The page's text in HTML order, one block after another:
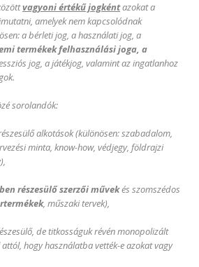
vagyoni értékű jogkéntazokat a
amelyek nem kapcsolódnak
a bérleti jog, a használati jog, a
termékek felhasználási joga, a
jog, a játékjog, valamint az ingatlanhoz
sorolandók:
alkotások (különösen: szabadalom,
minta, know-how, védjegy, földrajzi
részesülő szerzői művekés szomszédos
, műszaki tervek),
de titkosságuk révén monopolizált
hogy használatba vették-e azokat vagy